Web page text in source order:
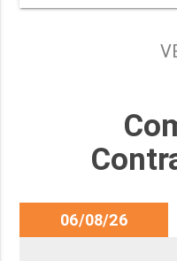
objetivo brindar una
Provincia y del Servicio
06/08/26